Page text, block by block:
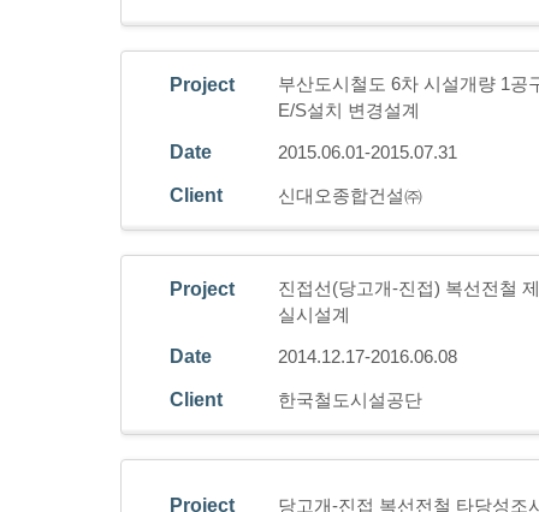
Project
부산도시철도 6차 시설개량 1공
E/S설치 변경설계
Date 2015.06.01-2015.07.31
Client 신대오종합건설㈜
Project
진접선(당고개-진접) 복선전철
실시설계
Date 2014.12.17-2016.06.08
Client 한국철도시설공단
Project 당고개-진접 복선전철 타당성조